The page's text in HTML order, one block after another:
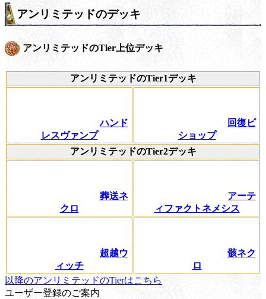
アンリミテッドのデッキ
アンリミテッドのTier上位デッキ
アンリミテッドのTier1デッキ
ハンド
レスヴァンプ
回復ビ
ショップ
アンリミテッドのTier2デッキ
葬送ネ
クロ
アーテ
ィファクトネメシス
超越ウ
ィッチ
骸ネク
ロ
以降のアンリミテッドのTierはこちら
ユーザー登録のご案内